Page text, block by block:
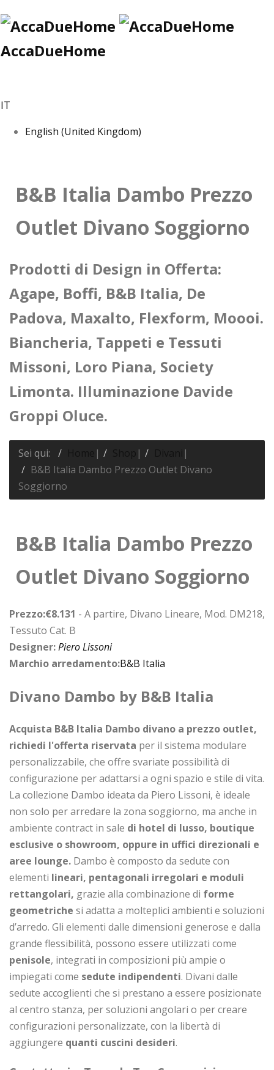
AccaDueHome
IT
English (United Kingdom)
B&B Italia Dambo Prezzo
Outlet Divano Soggiorno
Prodotti di Design in Offerta:
Agape, Boffi, B&B Italia, De
Padova, Maxalto, Flexform, Moooi.
Biancheria, Tappeti e Tessuti
Missoni, Loro Piana, Society
Limonta. Illuminazione Davide
Groppi Oluce.
Sei qui: | |
|
B&B Italia Dambo Prezzo Outlet Divano
Soggiorno
B&B Italia Dambo Prezzo
Outlet Divano Soggiorno
Prezzo:€8.131 - A partire, Divano Lineare, Mod. DM218,
Tessuto Cat. B
Designer:Piero Lissoni
Marchio arredamento:B&B Italia
Divano Dambo by B&B Italia
Acquista B&B Italia Dambo divano a prezzo outlet,
richiedi l'offerta riservata per il sistema modulare
personalizzabile, che offre svariate possibilità di
configurazione per adattarsi a ogni spazio e stile di vita.
La collezione Dambo ideata da Piero Lissoni, è ideale
non solo per arredare la zona soggiorno, ma anche in
ambiente contract in sale di hotel di lusso, boutique
esclusive o showroom, oppure in uffici direzionali e
aree lounge. Dambo è composto da sedute con
elementi lineari, pentagonali irregolari e moduli
rettangolari, grazie alla combinazione di forme
geometriche si adatta a molteplici ambienti e soluzioni
d’arredo. Gli elementi dalle dimensioni generose e dalla
grande flessibilità, possono essere utilizzati come
penisole, integrati in composizioni più ampie o
impiegati come sedute indipendenti. Divani dalle
sedute accoglienti che si prestano a essere posizionate
al centro stanza, per soluzioni angolari o per creare
configurazioni personalizzate, con la libertà di
aggiungere quanti cuscini desideri.